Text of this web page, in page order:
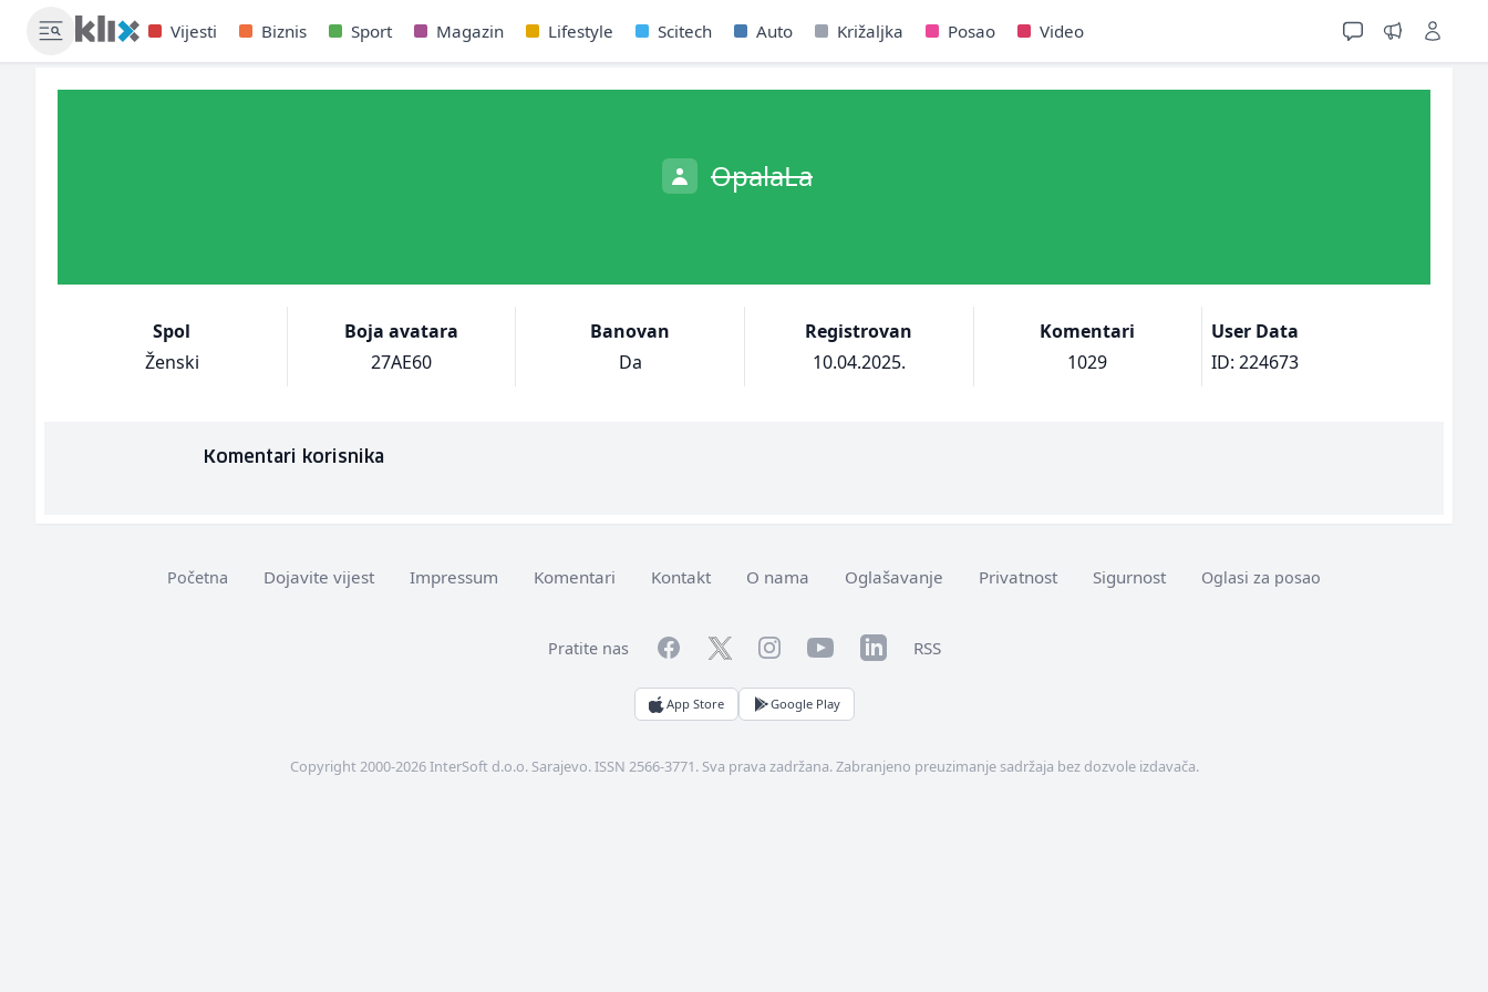
Vijesti Biznis Sport Magazin Lifestyle Scitech Auto Križaljka Posao Video
OpalaLa
Spol
Ženski
Boja avatara
27AE60
Banovan
Da
Registrovan
10.04.2025.
Komentari
1029
User Data
ID: 224673
Komentari korisnika
Početna Dojavite vijest Impressum Komentari Kontakt O nama Oglašavanje Privatnost Sigurnost Oglasi za posao
Pratite nas FacebookTwitterInstagramYouTubeLinkedInRSS
App Store Google Play
Copyright 2000-2026 InterSoft d.o.o. Sarajevo. ISSN 2566-3771. Sva prava zadržana. Zabranjeno preuzimanje sadržaja bez dozvole izdavača.